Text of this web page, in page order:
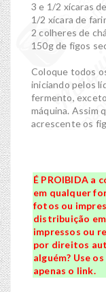
3 e 1/2 xícaras
1/2 xícara de
2 colheres de
150g de figos
Coloque todos
iniciando pelos
fermento,
máquina. Assim
acrescente os
É PROIBIDA a
em qualquer
fotos ou
distribuição
impressos ou
por direitos
alguém? Use
apenas o link.